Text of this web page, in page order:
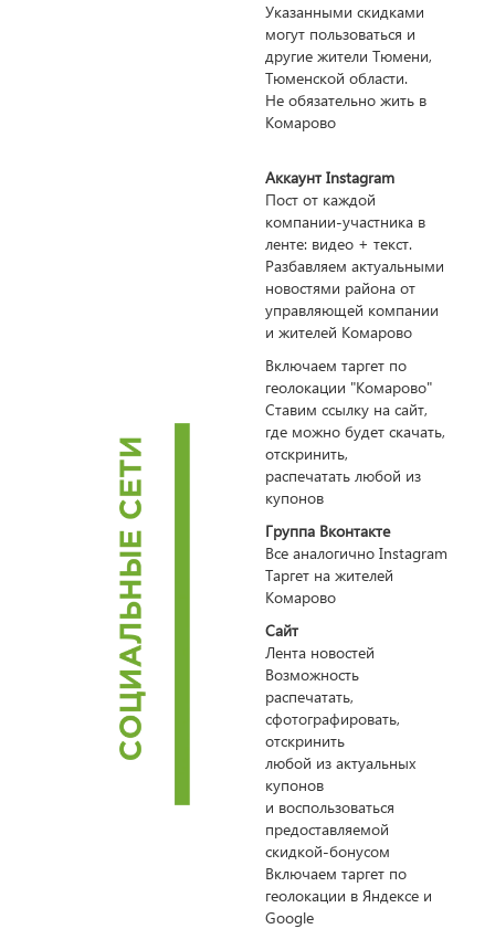
Указанными скидками
могут пользоваться и
другие жители Тюмени,
Тюменской области.
Не обязательно жить в
Комарово
Аккаунт Instagram
Пост от каждой
компании-участника в
ленте: видео + текст.
Разбавляем актуальными
новостями района от
управляющей компании
и жителей Комарово
Включаем таргет по
геолокации "Комарово"
Ставим ссылку на сайт,
где можно будет скачать,
отскринить,
распечатать любой из
купонов
Группа Вконтакте
Все аналогично Instagram
Таргет на жителей
Комарово
Сайт
Лента новостей
Возможность
распечатать,
сфотографировать,
отскринить
любой из актуальных
купонов
и воспользоваться
предоставляемой
скидкой-бонусом
Включаем таргет по
геолокации в Яндексе и
Google